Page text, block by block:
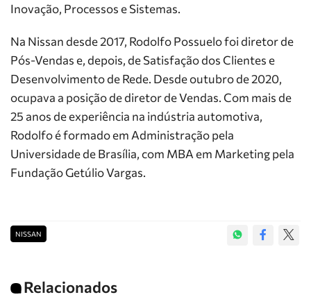
Inovação, Processos e Sistemas.
Na Nissan desde 2017, Rodolfo Possuelo foi diretor de
Pós-Vendas e, depois, de Satisfação dos Clientes e
Desenvolvimento de Rede. Desde outubro de 2020,
ocupava a posição de diretor de Vendas. Com mais de
25 anos de experiência na indústria automotiva,
Rodolfo é formado em Administração pela
Universidade de Brasília, com MBA em Marketing pela
Fundação Getúlio Vargas.
NISSAN
Relacionados